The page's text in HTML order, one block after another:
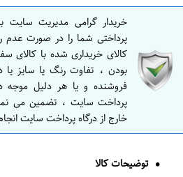
خریدار گرامی مدیریت سایت
پرداختی شما را در صورت
کالای خریداری شده با کالای
بودن ، تفاوت رنگ یا سایز
فروشنده و یا هر دلیل موجه
پرداخت سایت ، تضمین می
خارج از درگاه پرداخت سایت
توضیحات کالا